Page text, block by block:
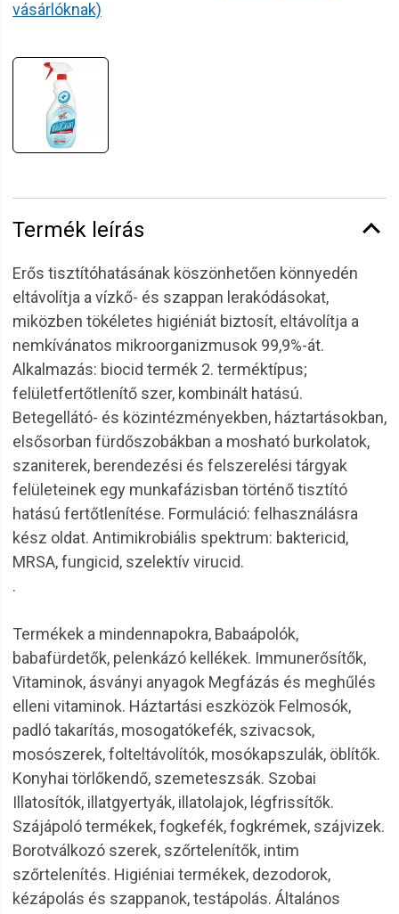
vásárlóknak)
Termék leírás
Erős tisztítóhatásának köszönhetően könnyedén
eltávolítja a vízkő- és szappan lerakódásokat,
miközben tökéletes higiéniát biztosít, eltávolítja a
nemkívánatos mikroorganizmusok 99,9%-át.
Alkalmazás: biocid termék 2. terméktípus;
felületfertőtlenítő szer, kombinált hatású.
Betegellátó- és közintézményekben, háztartásokban,
elsősorban fürdőszobákban a mosható burkolatok,
szaniterek, berendezési és felszerelési tárgyak
felületeinek egy munkafázisban történő tisztító
hatású fertőtlenítése. Formuláció: felhasználásra
kész oldat. Antimikrobiális spektrum: baktericid,
MRSA, fungicid, szelektív virucid.
.
Termékek a mindennapokra, Babaápolók,
babafürdetők, pelenkázó kellékek. Immunerősítők,
Vitaminok, ásványi anyagok Megfázás és meghűlés
elleni vitaminok. Háztartási eszközök Felmosók,
padló takarítás, mosogatókefék, szivacsok,
mosószerek, folteltávolítók, mosókapszulák, öblítők.
Konyhai törlőkendő, szemeteszsák. Szobai
Illatosítók, illatgyertyák, illatolajok, légfrissítők.
Szájápoló termékek, fogkefék, fogkrémek, szájvizek.
Borotválkozó szerek, szőrtelenítők, intim
szőrtelenítés. Higiéniai termékek, dezodorok,
kézápolás és szappanok, testápolás. Általános